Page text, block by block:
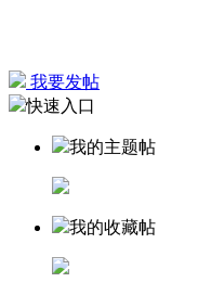
我要发帖
快速入口
我的主题帖
我的收藏帖